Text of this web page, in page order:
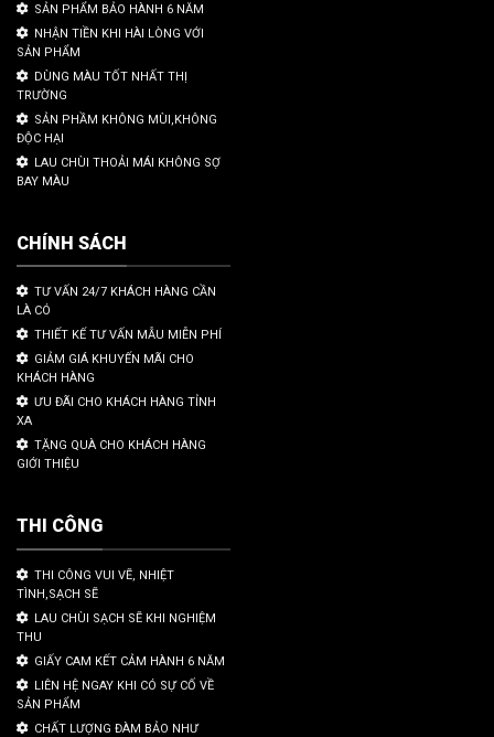
SẢN PHẨM BẢO HÀNH 6 NĂM
NHẬN TIỀN KHI HÀI LÒNG VỚI
SẢN PHẨM
DÙNG MÀU TỐT NHẤT THỊ
TRƯỜNG
SẢN PHẦM KHÔNG MÙI,KHÔNG
ĐỘC HẠI
LAU CHÙI THOẢI MÁI KHÔNG SỢ
BAY MÀU
CHÍNH SÁCH
TƯ VẤN 24/7 KHÁCH HÀNG CẦN
LÀ CÓ
THIẾT KẾ TƯ VẤN MẪU MIỄN PHÍ
GIẢM GIÁ KHUYẾN MÃI CHO
KHÁCH HÀNG
ƯU ĐÃI CHO KHÁCH HÀNG TỈNH
XA
TẶNG QUÀ CHO KHÁCH HÀNG
GIỚI THIỆU
THI CÔNG
THI CÔNG VUI VẼ, NHIỆT
TÌNH,SẠCH SẼ
LAU CHÙI SẠCH SẼ KHI NGHIỆM
THU
GIẤY CAM KẾT CẢM HÀNH 6 NĂM
LIÊN HỆ NGAY KHI CÓ SỰ CỐ VỀ
SẢN PHẨM
CHẤT LƯỢNG ĐÀM BẢO NHƯ